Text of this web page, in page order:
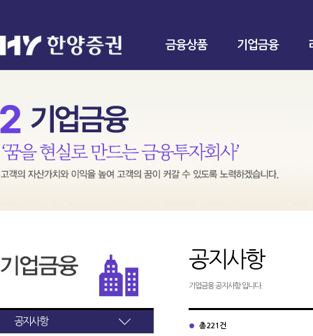
금융상품 기업금융
공지사항
공지사항
기업금융 공지사항 입니다.
총 221건